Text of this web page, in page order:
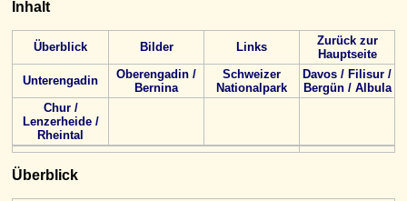
Inhalt
Überblick Bilder Links
Zurück zur
Hauptseite
Unterengadin
Oberengadin /
Bernina
Schweizer
Nationalpark
Davos / Filisur /
Bergün / Albula
Chur /
Lenzerheide /
Rheintal
Überblick